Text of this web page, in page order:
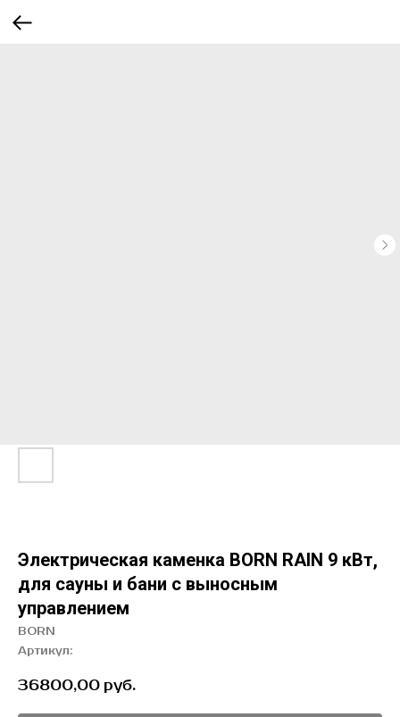
Электрическая каменка BORN RAIN 9 кВт,
для сауны и бани с выносным
управлением
BORN
Артикул:
36800,00 руб.